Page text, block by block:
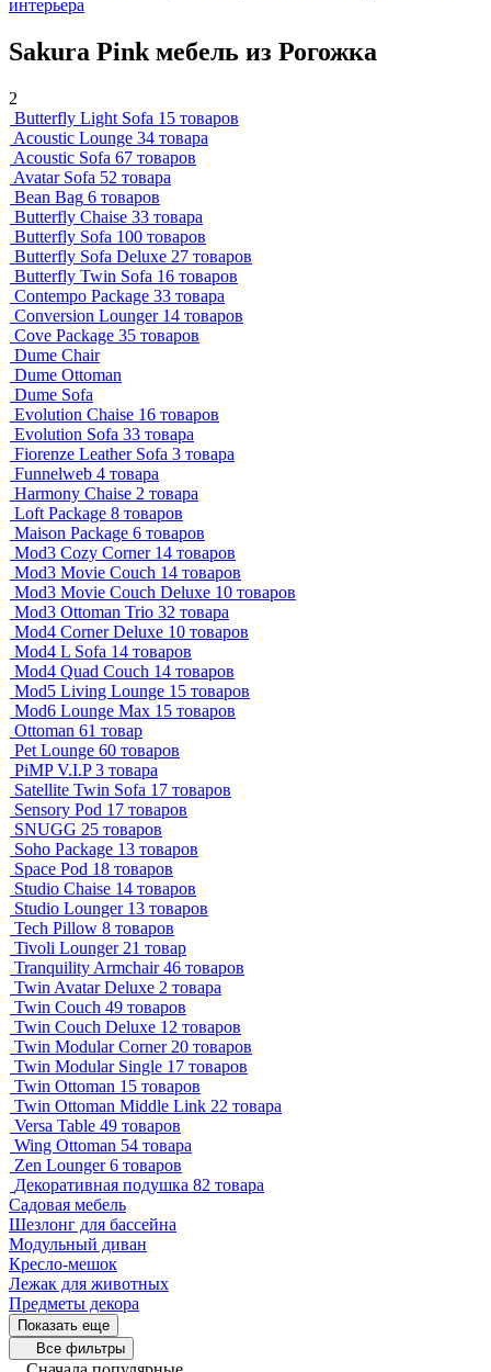
интерьера
Sakura Pink мебель из Рогожка
2
Butterfly Light Sofa 15 товаров
Acoustic Lounge 34 товара
Acoustic Sofa 67 товаров
Avatar Sofa 52 товара
Bean Bag 6 товаров
Butterfly Chaise 33 товара
Butterfly Sofa 100 товаров
Butterfly Sofa Deluxe 27 товаров
Butterfly Twin Sofa 16 товаров
Contempo Package 33 товара
Conversion Lounger 14 товаров
Cove Package 35 товаров
Dume Chair
Dume Ottoman
Dume Sofa
Evolution Chaise 16 товаров
Evolution Sofa 33 товара
Fiorenze Leather Sofa 3 товара
Funnelweb 4 товара
Harmony Chaise 2 товара
Loft Package 8 товаров
Maison Package 6 товаров
Mod3 Cozy Corner 14 товаров
Mod3 Movie Couch 14 товаров
Mod3 Movie Couch Deluxe 10 товаров
Mod3 Ottoman Trio 32 товара
Mod4 Corner Deluxe 10 товаров
Mod4 L Sofa 14 товаров
Mod4 Quad Couch 14 товаров
Mod5 Living Lounge 15 товаров
Mod6 Lounge Max 15 товаров
Ottoman 61 товар
Pet Lounge 60 товаров
PiMP V.I.P 3 товара
Satellite Twin Sofa 17 товаров
Sensory Pod 17 товаров
SNUGG 25 товаров
Soho Package 13 товаров
Space Pod 18 товаров
Studio Chaise 14 товаров
Studio Lounger 13 товаров
Tech Pillow 8 товаров
Tivoli Lounger 21 товар
Tranquility Armchair 46 товаров
Twin Avatar Deluxe 2 товара
Twin Couch 49 товаров
Twin Couch Deluxe 12 товаров
Twin Modular Corner 20 товаров
Twin Modular Single 17 товаров
Twin Ottoman 15 товаров
Twin Ottoman Middle Link 22 товара
Versa Table 49 товаров
Wing Ottoman 54 товара
Zen Lounger 6 товаров
Декоративная подушка 82 товара
Садовая мебель
Шезлонг для бассейна
Модульный диван
Кресло-мешок
Лежак для животных
Предметы декора
Показать еще
Все фильтры